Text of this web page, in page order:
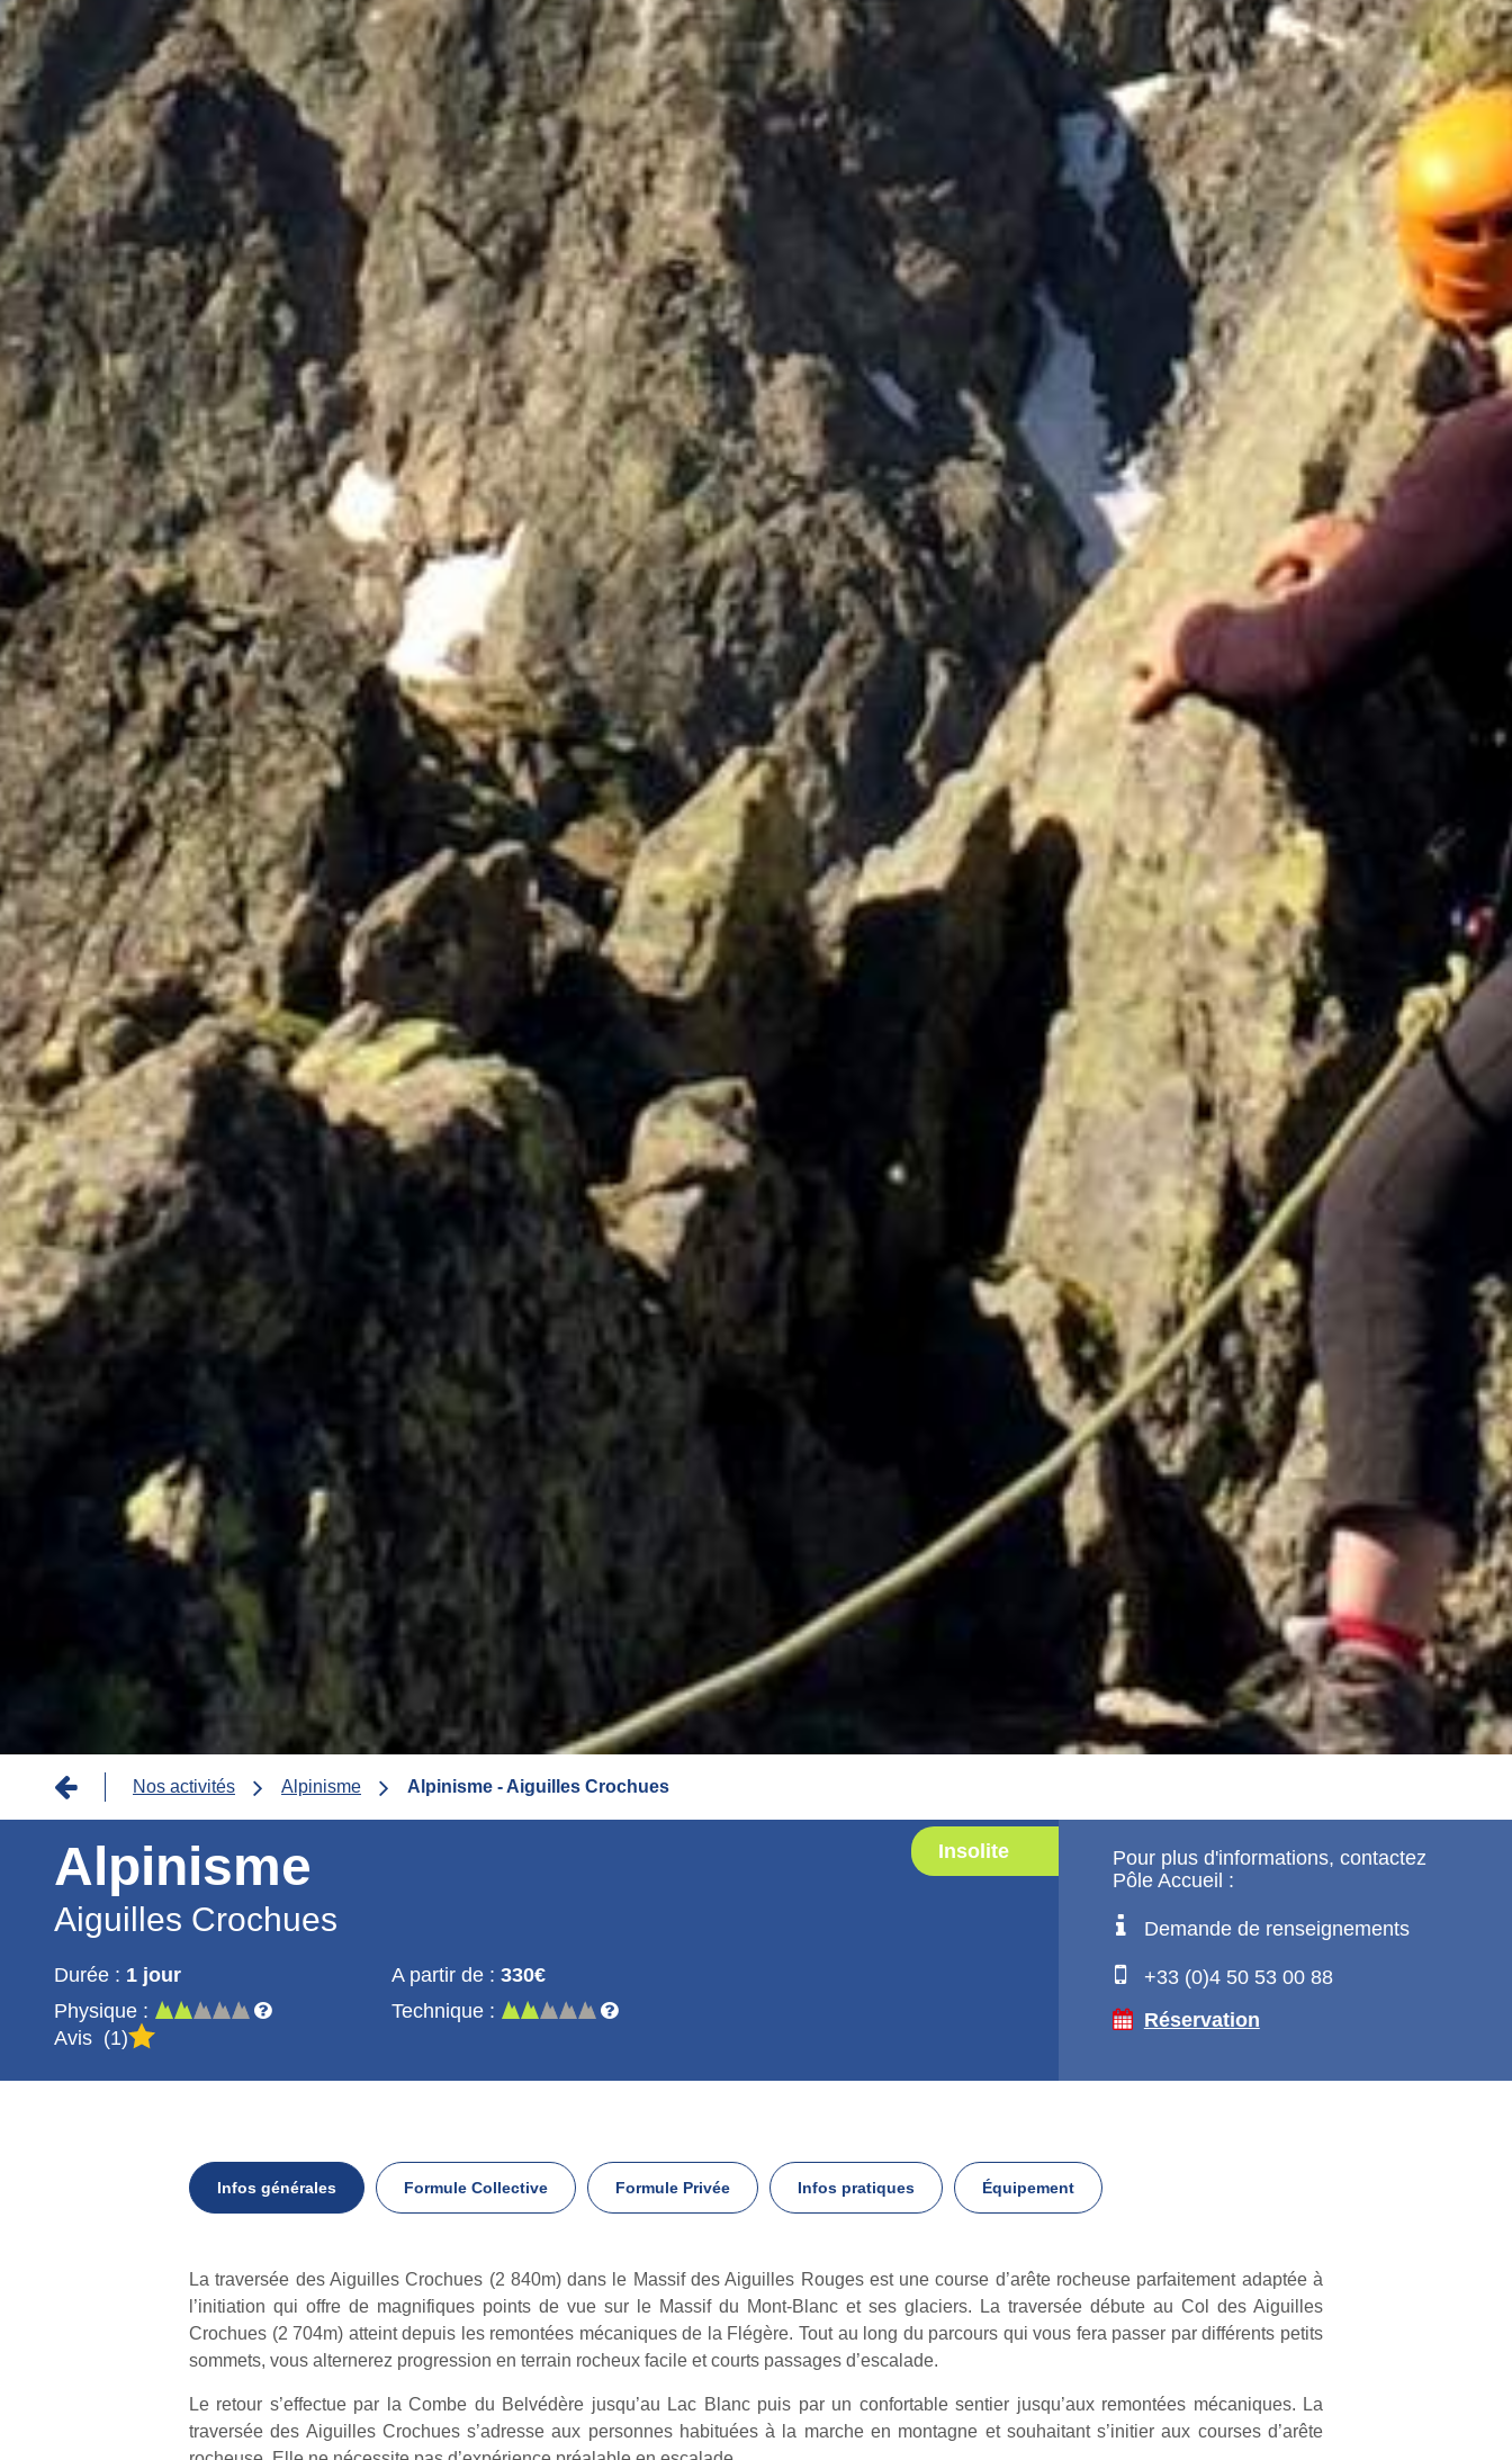
Fil
d'Ariane
Nos activités Alpinisme Alpinisme - Aiguilles Crochues
Insolite
Alpinisme
Aiguilles Crochues
Durée : 1 jour A partir de : 330€
Physique :
Technique :
Avis
1
Pour plus d'informations, contactez
Pôle Accueil :
Demande de renseignements
+33 (0)4 50 53 00 88
Réservation
Infos générales Formule Collective Formule Privée Infos pratiques Équipement
Infos
générales
La traversée des Aiguilles Crochues (2 840m) dans le Massif des Aiguilles Rouges est une course d’arête rocheuse parfaitement adaptée à
l’initiation qui offre de magnifiques points de vue sur le Massif du Mont-Blanc et ses glaciers. La traversée débute au Col des Aiguilles
Crochues (2 704m) atteint depuis les remontées mécaniques de la Flégère. Tout au long du parcours qui vous fera passer par différents petits
sommets, vous alternerez progression en terrain rocheux facile et courts passages d’escalade.
Le retour s’effectue par la Combe du Belvédère jusqu’au Lac Blanc puis par un confortable sentier jusqu’aux remontées mécaniques. La
traversée des Aiguilles Crochues s’adresse aux personnes habituées à la marche en montagne et souhaitant s’initier aux courses d’arête